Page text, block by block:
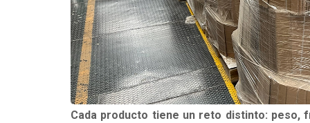
Cada producto tiene un reto distinto: peso,